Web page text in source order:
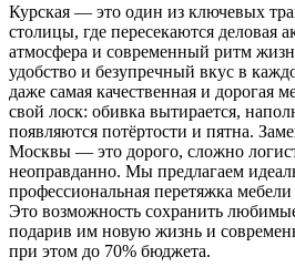
Курская — это один из ключевых
столицы, где пересекаются деловая
атмосфера и современный ритм
удобство и безупречный вкус в
даже самая качественная и дорогая
свой лоск: обивка вытирается,
появляются потёртости и пятна.
Москвы — это дорого, сложно
неоправданно. Мы предлагаем
профессиональная перетяжка
Это возможность сохранить
подарив им новую жизнь и
при этом до 70% бюджета.